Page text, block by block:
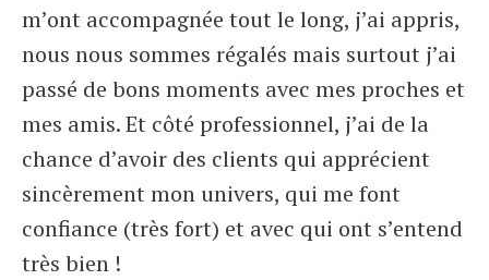
m’ont accompagnée tout le long, j’ai appris,
nous nous sommes régalés mais surtout j’ai
passé de bons moments avec mes proches et
mes amis. Et côté professionnel, j’ai de la
chance d’avoir des clients qui apprécient
sincèrement mon univers, qui me font
confiance (très fort) et avec qui ont s’entend
très bien !